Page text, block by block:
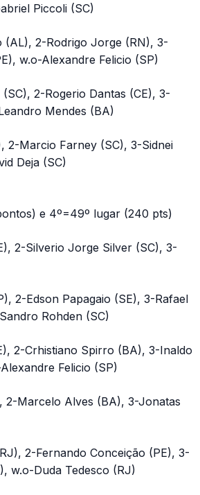
Piccoli (SC)
(AL), 2-Rodrigo Jorge (RN), 3-
w.o-Alexandre Felicio (SP)
2-Rogerio Dantas (CE), 3-
Mendes (BA)
2-Marcio Farney (SC), 3-Sidnei
Deja (SC)
e 4º=49º lugar (240 pts)
2-Silverio Jorge Silver (SC), 3-
2-Edson Papagaio (SE), 3-Rafael
Rohden (SC)
2-Crhistiano Spirro (BA), 3-Inaldo
Felicio (SP)
2-Marcelo Alves (BA), 3-Jonatas
2-Fernando Conceição (PE), 3-
w.o-Duda Tedesco (RJ)